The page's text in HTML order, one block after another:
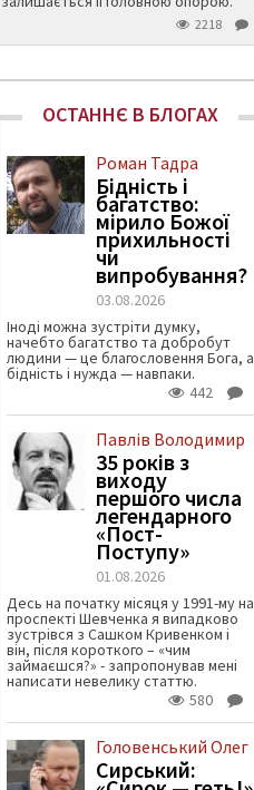
2218
ОСТАННЄ В БЛОГАХ
Роман Тадра
Бідність і
багатство:
мірило Божої
прихильності
чи
випробування?
03.08.2026
Іноді можна зустріти думку,
начебто багатство та добробут
людини — це благословення Бога, а
бідність і нужда — навпаки.
442
Павлів Володимир
35 років з
виходу
першого числа
легендарного
«Пост-
Поступу»
01.08.2026
Десь на початку місяця у 1991-му на
проспекті Шевченка я випадково
зустрівся з Сашком Кривенком і
він, після короткого – «чим
займаєшся?» - запропонував мені
написати невелику статтю.
580
Головенський Олег
Сирський: